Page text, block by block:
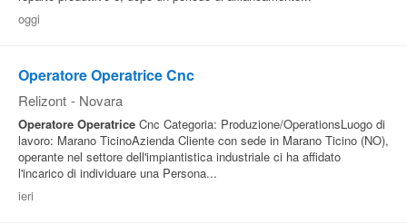
oggi
Operatore Operatrice Cnc
Relizont - Novara
Operatore Operatrice Cnc Categoria: Produzione/OperationsLuogo di
lavoro: Marano TicinoAzienda Cliente con sede in Marano Ticino (NO),
operante nel settore dell'impiantistica industriale ci ha affidato
l'incarico di individuare una Persona...
ieri